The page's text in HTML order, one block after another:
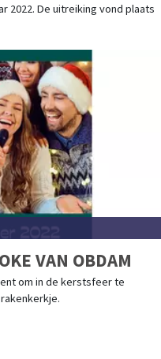
2022. De uitreiking vond plaats
VAN OBDAM
om in de kerstsfeer te